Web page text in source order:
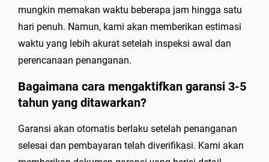
mungkin memakan waktu beberapa jam hingga satu
hari penuh. Namun, kami akan memberikan estimasi
waktu yang lebih akurat setelah inspeksi awal dan
perencanaan penanganan.
Bagaimana cara mengaktifkan garansi 3-5
tahun yang ditawarkan?
Garansi akan otomatis berlaku setelah penanganan
selesai dan pembayaran telah diverifikasi. Kami akan